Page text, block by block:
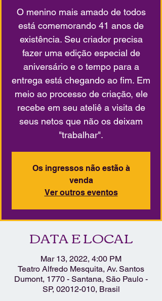
O menino mais amado de todos
está comemorando 41 anos de
existência. Seu criador precisa
fazer uma edição especial de
aniversário e o tempo para a
entrega está chegando ao fim. Em
meio ao processo de criação, ele
recebe em seu ateliê a visita de
seus netos que não os deixam
"trabalhar".
Os ingressos não estão à
venda
Ver outros eventos
DATA E LOCAL
Mar 13, 2022, 4:00 PM
Teatro Alfredo Mesquita, Av. Santos
Dumont, 1770 - Santana, São Paulo -
SP, 02012-010, Brasil